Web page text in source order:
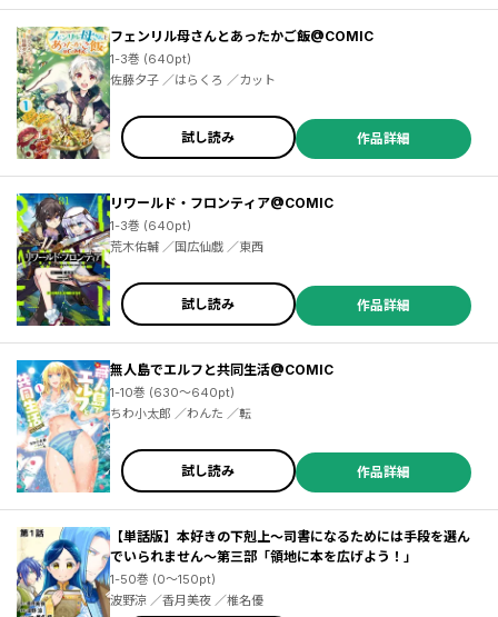
フェンリル母さんとあったかご飯@COMIC
1-3巻 (640pt)
佐藤夕子 ／はらくろ ／カット
試し読み 作品詳細
リワールド・フロンティア@COMIC
1-3巻 (640pt)
荒木佑輔 ／国広仙戯 ／東西
試し読み 作品詳細
無人島でエルフと共同生活@COMIC
1-10巻 (630～640pt)
ちわ小太郎 ／わんた ／転
試し読み 作品詳細
【単話版】本好きの下剋上～司書になるためには手段を選ん
でいられません～第三部「領地に本を広げよう！」
1-50巻 (0～150pt)
波野涼 ／香月美夜 ／椎名優